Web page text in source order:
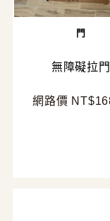
門
無障礙拉門
網路價